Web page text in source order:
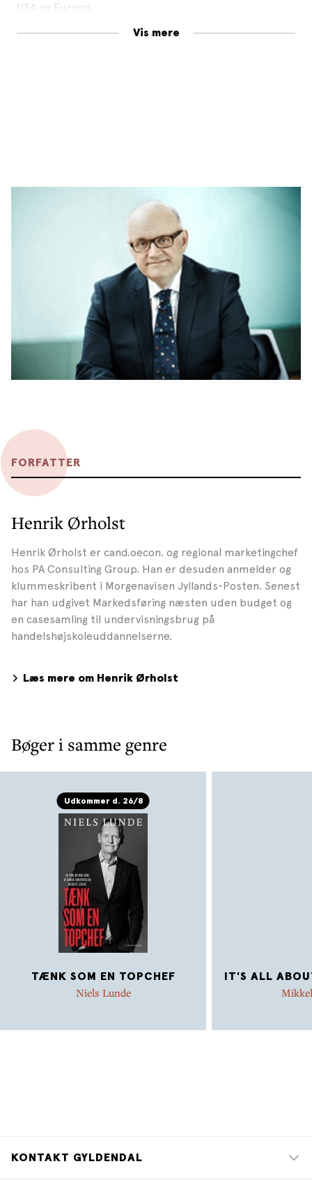
USA og Europa.
Hvad siger de største guruer om ledelse? Små e-
Vis mere
FORFATTER
Henrik Ørholst
Henrik Ørholst er cand.oecon. og regional marketingchef
hos PA Consulting Group. Han er desuden anmelder og
klummeskribent i Morgenavisen Jyllands-Posten. Senest
har han udgivet Markedsføring næsten uden budget og
en casesamling til undervisningsbrug på
handelshøjskoleuddannelserne.
Læs mere om Henrik Ørholst
Bøger i samme genre
Udkommer d. 26/8
TÆNK SOM EN TOPCHEF
Niels Lunde
IT'S ALL
KONTAKT GYLDENDAL